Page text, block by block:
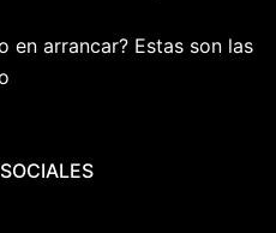
en arrancar? Estas son las